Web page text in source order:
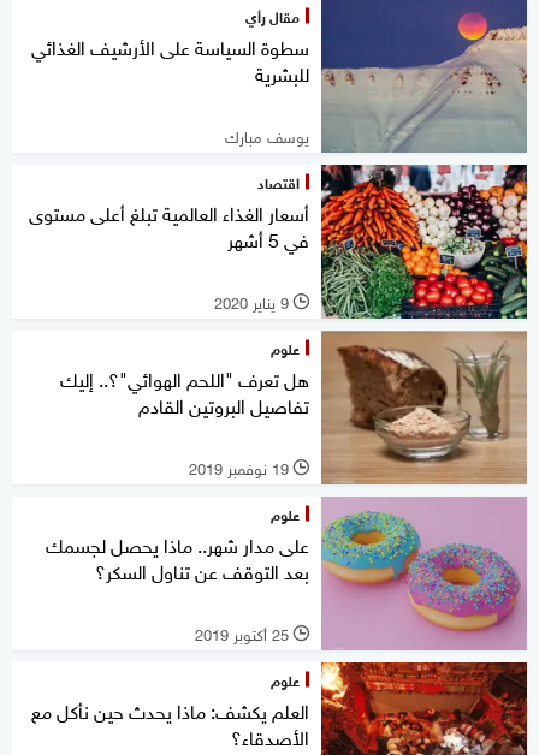
مقال رأي
سطوة السياسة على الأرشيف الغذائي
للبشرية
يوسف مبارك
اقتصاد
أسعار الغذاء العالمية تبلغ أعلى مستوى
في 5 أشهر
l 9 يناير 2020
علوم
هل تعرف "اللحم الهوائي"؟.. إليك
تفاصيل البروتين القادم
l 19 نوفمبر 2019
علوم
على مدار شهر.. ماذا يحصل لجسمك
بعد التوقف عن تناول السكر؟
l 25 أكتوبر 2019
علوم
العلم يكشف: ماذا يحدث حين نأكل مع
الأصدقاء؟